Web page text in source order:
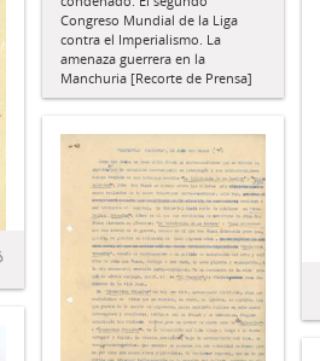
Congreso Mundial de la Liga
contra el Imperialismo. La
amenaza guerrera en la
Manchuria [Recorte de Prensa]